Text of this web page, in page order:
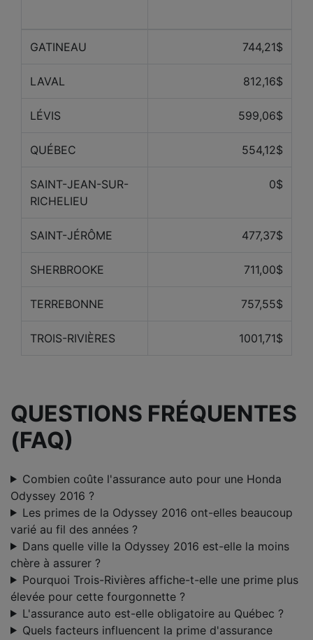
GATINEAU 744,21$
LAVAL 812,16$
LÉVIS 599,06$
QUÉBEC 554,12$
SAINT-JEAN-SUR-
RICHELIEU
0$
SAINT-JÉRÔME 477,37$
SHERBROOKE 711,00$
TERREBONNE 757,55$
TROIS-RIVIÈRES 1001,71$
QUESTIONS FRÉQUENTES
(FAQ)
Combien coûte l'assurance auto pour une Honda
Odyssey 2016 ?
Les primes de la Odyssey 2016 ont-elles beaucoup
varié au fil des années ?
Dans quelle ville la Odyssey 2016 est-elle la moins
chère à assurer ?
Pourquoi Trois-Rivières affiche-t-elle une prime plus
élevée pour cette fourgonnette ?
L'assurance auto est-elle obligatoire au Québec ?
Quels facteurs influencent la prime d'assurance